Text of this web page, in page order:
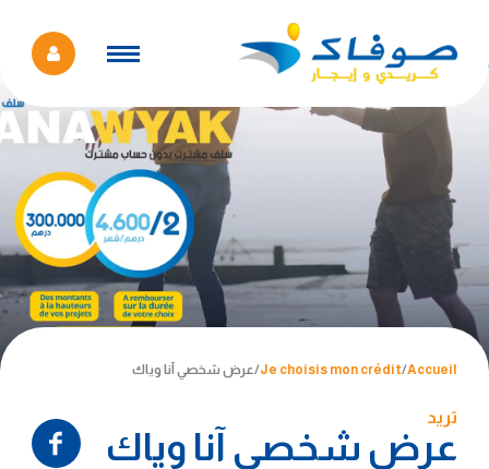
Accueil
/
Je choisis mon crédit
/عرض شخصي آنا وياك
تريد
عرض شخصي آنا وياك